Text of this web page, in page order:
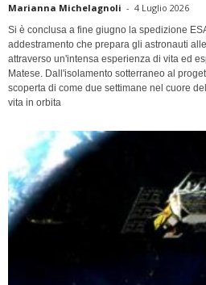
Marianna Michelagnoli - 4 Luglio 2026
Si è conclusa a fine giugno la spedizione
addestramento che prepara gli astronauti
attraverso un'intensa esperienza di vita ed
Matese. Dall'isolamento sotterraneo al
scoperta di come due settimane nel cuore
vita in orbita